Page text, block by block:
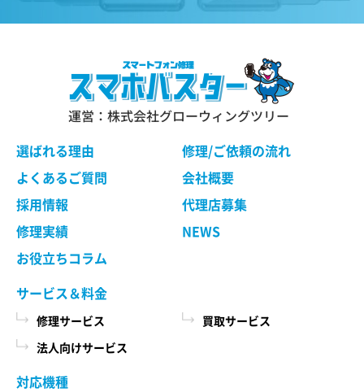
運営：株式会社グローウィングツリー
選ばれる理由
修理/ご依頼の流れ
よくあるご質問
会社概要
採用情報
代理店募集
修理実績
NEWS
お役立ちコラム
サービス＆料金
修理サービス
買取サービス
法人向けサービス
対応機種